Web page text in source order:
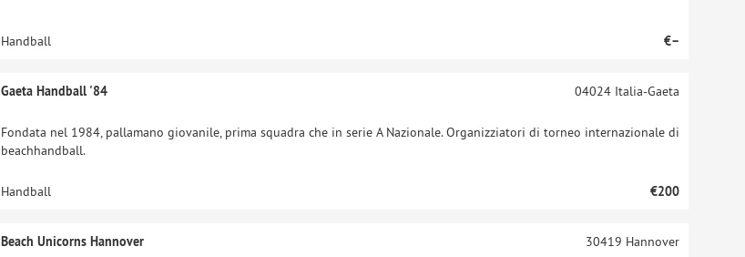
Handball €–
Gaeta Handball '84
Fondata nel 1984, pallamano giovanile, prima squadra che in serie A Nazionale. Organizziatori di torneo internazionale di
beachhandball.
04024Italia-Gaeta
Handball €200
Beach Unicorns Hannover 30419 Hannover